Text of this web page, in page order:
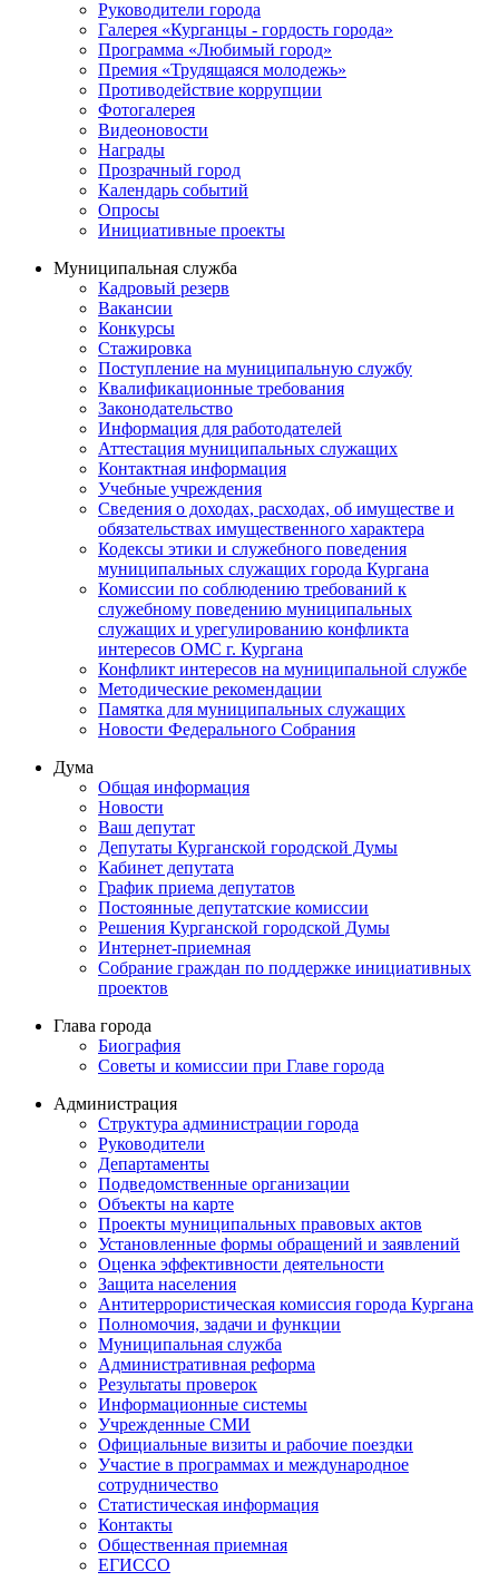
Руководители города
Галерея «Курганцы - гордость города»
Программа «Любимый город»
Премия «Трудящаяся молодежь»
Противодействие коррупции
Фотогалерея
Видеоновости
Награды
Прозрачный город
Календарь событий
Опросы
Инициативные проекты
Муниципальная служба
Кадровый резерв
Вакансии
Конкурсы
Стажировка
Поступление на муниципальную службу
Квалификационные требования
Законодательство
Информация для работодателей
Аттестация муниципальных служащих
Контактная информация
Учебные учреждения
Сведения о доходах, расходах, об имуществе и
обязательствах имущественного характера
Кодексы этики и служебного поведения
муниципальных служащих города Кургана
Комиссии по соблюдению требований к
служебному поведению муниципальных
служащих и урегулированию конфликта
интересов ОМС г. Кургана
Конфликт интересов на муниципальной службе
Методические рекомендации
Памятка для муниципальных служащих
Новости Федерального Cобрания
Дума
Общая информация
Новости
Ваш депутат
Депутаты Курганской городской Думы
Кабинет депутата
График приема депутатов
Постоянные депутатские комиссии
Решения Курганской городской Думы
Интернет-приемная
Собрание граждан по поддержке инициативных
проектов
Глава города
Биография
Советы и комиссии при Главе города
Администрация
Структура администрации города
Руководители
Департаменты
Подведомственные организации
Объекты на карте
Проекты муниципальных правовых актов
Установленные формы обращений и заявлений
Оценка эффективности деятельности
Защита населения
Антитеррористическая комиссия города Кургана
Полномочия, задачи и функции
Муниципальная служба
Административная реформа
Результаты проверок
Информационные системы
Учрежденные СМИ
Официальные визиты и рабочие поездки
Участие в программах и международное
сотрудничество
Статистическая информация
Контакты
Общественная приемная
ЕГИССО